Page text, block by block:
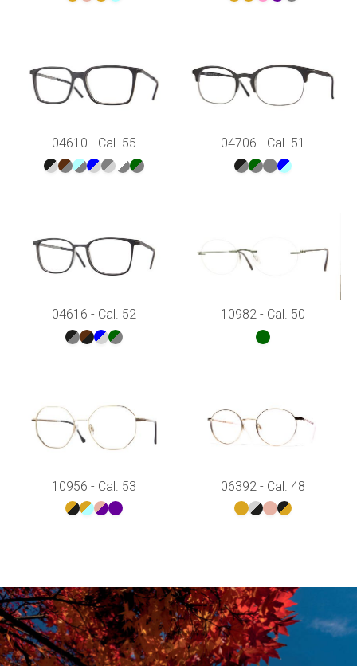
04610 - Cal. 55 04706 - Cal. 51
04616 - Cal. 52 10982 - Cal. 50
10956 - Cal. 53 06392 - Cal. 48